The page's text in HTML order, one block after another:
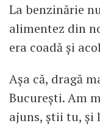
La benzinărie
alimentez din
era coadă şi
Aşa că, dragă
Bucureşti. Am
ajuns, ştii tu, şi